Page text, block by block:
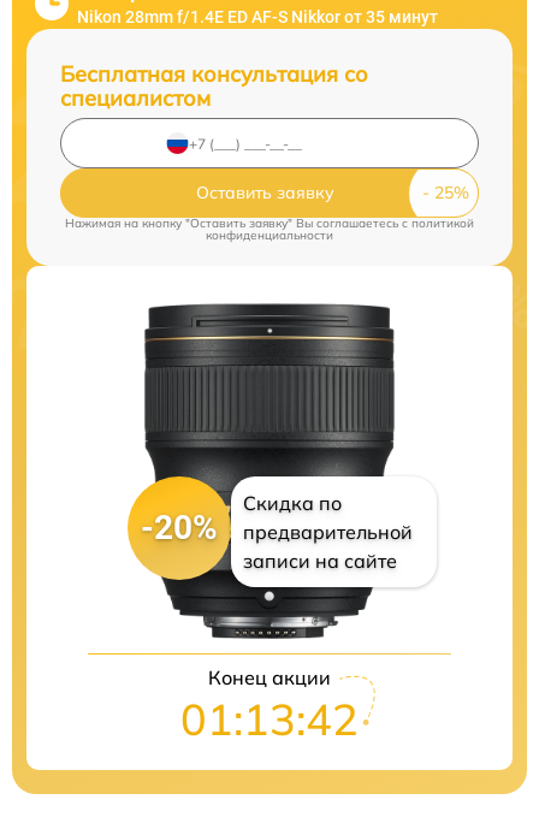
Nikon 28mm f/1.4E ED AF-S Nikkor от 35 минут
Бесплатная консультация со
специалистом
Оставить заявку
Нажимая на кнопку "Оставить заявку" Вы соглашаетесь cполитикой
конфиденциальности
-20%
Скидка по
предварительной
записи на сайте
Конец акции
01:13:41